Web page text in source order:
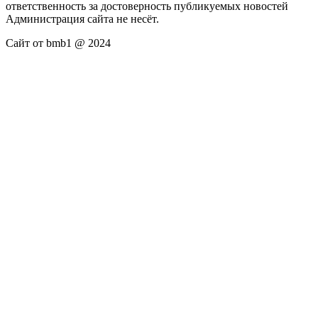
ответственность за достоверность публикуемых новостей
Администрация сайта не несёт.
Сайт от bmb1 @ 2024